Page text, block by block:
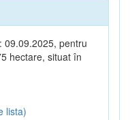
09.09.2025, pentru
hectare, situat în
lista)